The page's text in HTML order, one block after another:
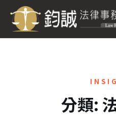
分類: